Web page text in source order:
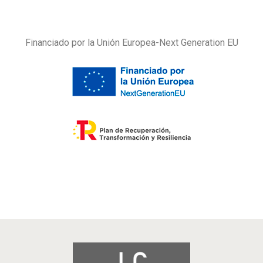
Financiado por la Unión Europea-Next Generation EU